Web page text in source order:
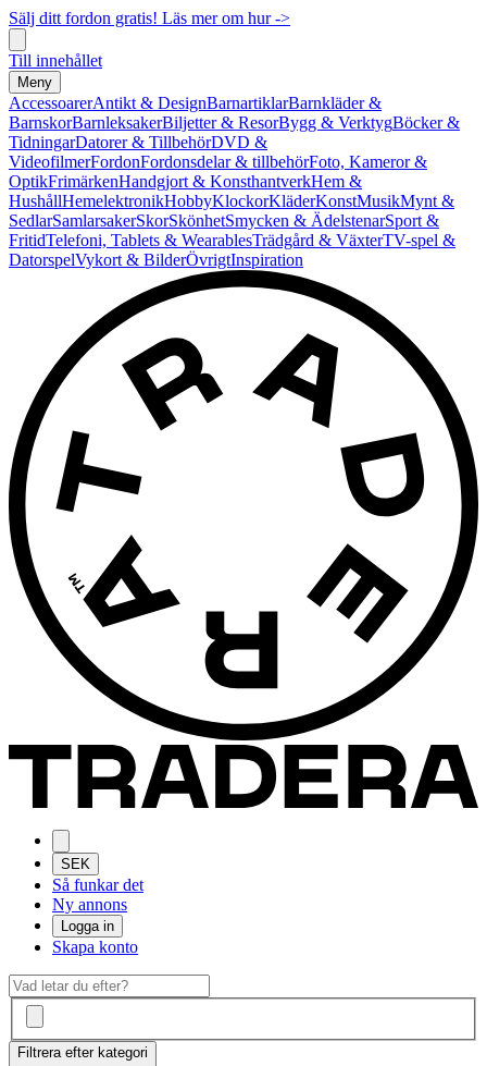
Sälj ditt fordon gratis! Läs mer om hur ->
Till innehållet
Meny
AccessoarerAntikt & DesignBarnartiklarBarnkläder &
BarnskorBarnleksakerBiljetter & ResorBygg & VerktygBöcker &
TidningarDatorer & TillbehörDVD &
VideofilmerFordonFordonsdelar & tillbehörFoto, Kameror &
OptikFrimärkenHandgjort & KonsthantverkHem &
HushållHemelektronikHobbyKlockorKläderKonstMusikMynt &
SedlarSamlarsakerSkorSkönhetSmycken & ÄdelstenarSport &
FritidTelefoni, Tablets & WearablesTrädgård & VäxterTV-spel &
DatorspelVykort & BilderÖvrigtInspiration
SEK
Så funkar det
Ny annons
Logga in
Skapa konto
Filtrera efter kategori